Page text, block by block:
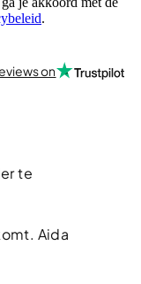
.
on
te
Aida